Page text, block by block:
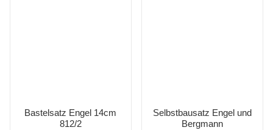
Bastelsatz Engel 14cm
812/2
Selbstbausatz Engel und
Bergmann